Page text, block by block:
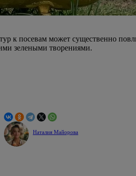
к посевам может существенно
зелеными творениями.
Наталия Майорова